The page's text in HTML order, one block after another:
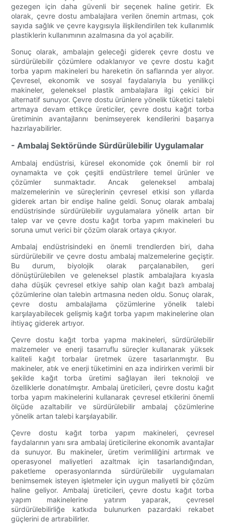
gezegen için daha güvenli bir seçenek haline getirir. Ek
olarak, çevre dostu ambalajlara verilen önemin artması, çok
sayıda sağlık ve çevre kaygısıyla ilişkilendirilen tek kullanımlık
plastiklerin kullanımının azalmasına da yol açabilir.
Sonuç olarak, ambalajın geleceği giderek çevre dostu ve
sürdürülebilir çözümlere odaklanıyor ve çevre dostu kağıt
torba yapım makineleri bu hareketin ön saflarında yer alıyor.
Çevresel, ekonomik ve sosyal faydalarıyla bu yenilikçi
makineler, geleneksel plastik ambalajlara ilgi çekici bir
alternatif sunuyor. Çevre dostu ürünlere yönelik tüketici talebi
artmaya devam ettikçe üreticiler, çevre dostu kağıt torba
üretiminin avantajlarını benimseyerek kendilerini başarıya
hazırlayabilirler.
- Ambalaj Sektöründe Sürdürülebilir Uygulamalar
Ambalaj endüstrisi, küresel ekonomide çok önemli bir rol
oynamakta ve çok çeşitli endüstrilere temel ürünler ve
çözümler sunmaktadır. Ancak geleneksel ambalaj
malzemelerinin ve süreçlerinin çevresel etkisi son yıllarda
giderek artan bir endişe haline geldi. Sonuç olarak ambalaj
endüstrisinde sürdürülebilir uygulamalara yönelik artan bir
talep var ve çevre dostu kağıt torba yapım makineleri bu
soruna umut verici bir çözüm olarak ortaya çıkıyor.
Ambalaj endüstrisindeki en önemli trendlerden biri, daha
sürdürülebilir ve çevre dostu ambalaj malzemelerine geçiştir.
Bu durum, biyolojik olarak parçalanabilen, geri
dönüştürülebilen ve geleneksel plastik ambalajlara kıyasla
daha düşük çevresel etkiye sahip olan kağıt bazlı ambalaj
çözümlerine olan talebin artmasına neden oldu. Sonuç olarak,
çevre dostu ambalajlama çözümlerine yönelik talebi
karşılayabilecek gelişmiş kağıt torba yapım makinelerine olan
ihtiyaç giderek artıyor.
Çevre dostu kağıt torba yapma makineleri, sürdürülebilir
malzemeler ve enerji tasarruflu süreçler kullanarak yüksek
kaliteli kağıt torbalar üretmek üzere tasarlanmıştır. Bu
makineler, atık ve enerji tüketimini en aza indirirken verimli bir
şekilde kağıt torba üretimi sağlayan ileri teknoloji ve
özelliklerle donatılmıştır. Ambalaj üreticileri, çevre dostu kağıt
torba yapım makinelerini kullanarak çevresel etkilerini önemli
ölçüde azaltabilir ve sürdürülebilir ambalaj çözümlerine
yönelik artan talebi karşılayabilir.
Çevre dostu kağıt torba yapım makineleri, çevresel
faydalarının yanı sıra ambalaj üreticilerine ekonomik avantajlar
da sunuyor. Bu makineler, üretim verimliliğini artırmak ve
operasyonel maliyetleri azaltmak için tasarlandığından,
paketleme operasyonlarında sürdürülebilir uygulamaları
benimsemek isteyen işletmeler için uygun maliyetli bir çözüm
haline geliyor. Ambalaj üreticileri, çevre dostu kağıt torba
yapım makinelerine yatırım yaparak, çevresel
sürdürülebilirliğe katkıda bulunurken pazardaki rekabet
güçlerini de artırabilirler.